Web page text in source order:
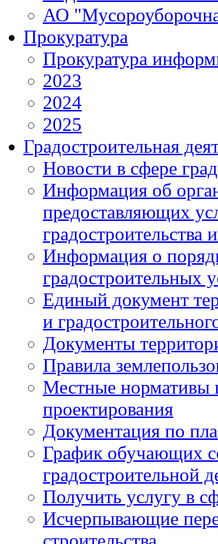
АО
Прокуратура
Прокуратура
2023
2024
2025
Градостроительная
Новости в сфере
Информация об
предоставляющих
градостроительства
Информация о
градостроительных
Единый документ
и
Документы
Правила
Местные нормативы
проектирования
Документация по
График обучающих
градостроительной
Получить услугу в
Исчерпывающие